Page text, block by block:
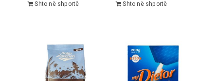
Shto në shportë Shto në shportë